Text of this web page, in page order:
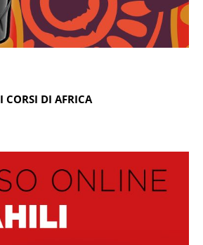
I CORSI DI AFRICA